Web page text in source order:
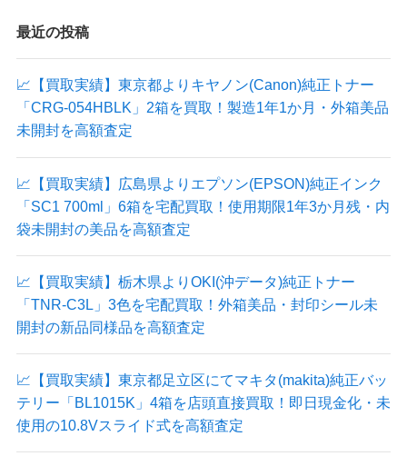
最近の投稿
📈【買取実績】東京都よりキヤノン(Canon)純正トナー
「CRG-054HBLK」2箱を買取！製造1年1か月・外箱美品
未開封を高額査定
📈【買取実績】広島県よりエプソン(EPSON)純正インク
「SC1 700ml」6箱を宅配買取！使用期限1年3か月残・内
袋未開封の美品を高額査定
📈【買取実績】栃木県よりOKI(沖データ)純正トナー
「TNR-C3L」3色を宅配買取！外箱美品・封印シール未
開封の新品同様品を高額査定
📈【買取実績】東京都足立区にてマキタ(makita)純正バッ
テリー「BL1015K」4箱を店頭直接買取！即日現金化・未
使用の10.8Vスライド式を高額査定